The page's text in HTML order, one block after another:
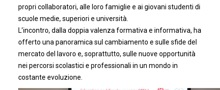
propri collaboratori, alle loro famiglie e ai giovani studenti di
scuole medie, superiori e università.
L’incontro, dalla doppia valenza formativa e informativa, ha
offerto una panoramica sul cambiamento e sulle sfide del
mercato del lavoro e, soprattutto, sulle nuove opportunità
nei percorsi scolastici e professionali in un mondo in
costante evoluzione.